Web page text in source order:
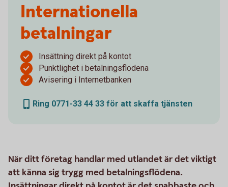
Internationella
betalningar
Insättning direkt på kontot
Punktlighet i betalningsflödena
Avisering i Internetbanken
Ring 0771-33 44 33 för att skaffa tjänsten
När ditt företag handlar med utlandet är det viktigt
att känna sig trygg med betalningsflödena.